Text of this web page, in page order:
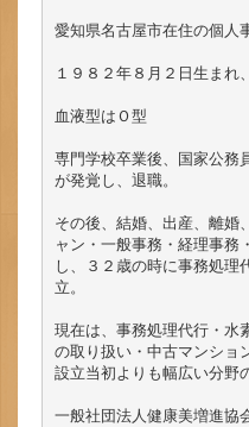
愛知県名古屋市在住の個人
１９８２年８月２日生まれ
血液型はＯ型
専門学校卒業後、国家公務
が発覚し、退職。
その後、結婚、出産、離婚
ャン・一般事務・経理事務
し、３２歳の時に事務処理
立。
現在は、事務処理代行・水
の取り扱い・中古マンショ
設立当初よりも幅広い分野
一般社団法人健康美増進協